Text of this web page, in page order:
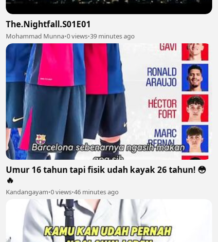
The.Nightfall.S01E01
Mohammad Munna•0 views•39 minutes ago
Umur 16 tahun tapi fisik udah kayak 26 tahun! 😳
🔥
Kandangayam•0 views•46 minutes ago